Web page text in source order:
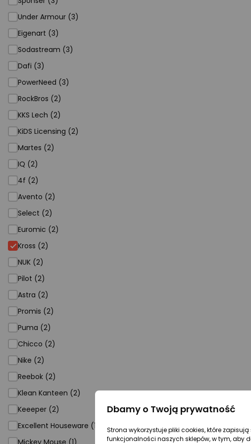
Under Armour (3)
Eigenart (3)
Sodastream (3)
Dafi (3)
PowerNeed (3)
RockBros (2)
KKS Lech (2)
KiDS Licensing (2)
Martes (2)
IQ (2)
4f (2)
Avento (2)
Select (2)
Euromic (2)
KrossKross (2)
NUK (2)
Pilot (2)
Astra (2)
Promis (2)
Puma (2)
Chicco (2)
Nike (2)
Reebok (2)
Klean Kanteen (2)
Keeeper (2)
Excellent Houseware (1)
Mickey Mouse (1)
Dbamy o Twoją prywatność
Strona wykorzystuje pliki cookies, które
funkcjonalności naszych sklepów, w tym, aby